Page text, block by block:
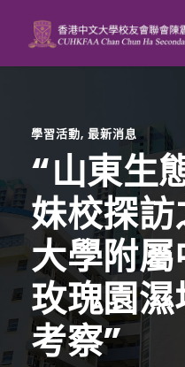
學習活動, 最新消息
“山東生
妹校探
大學附
玫瑰園
考察”